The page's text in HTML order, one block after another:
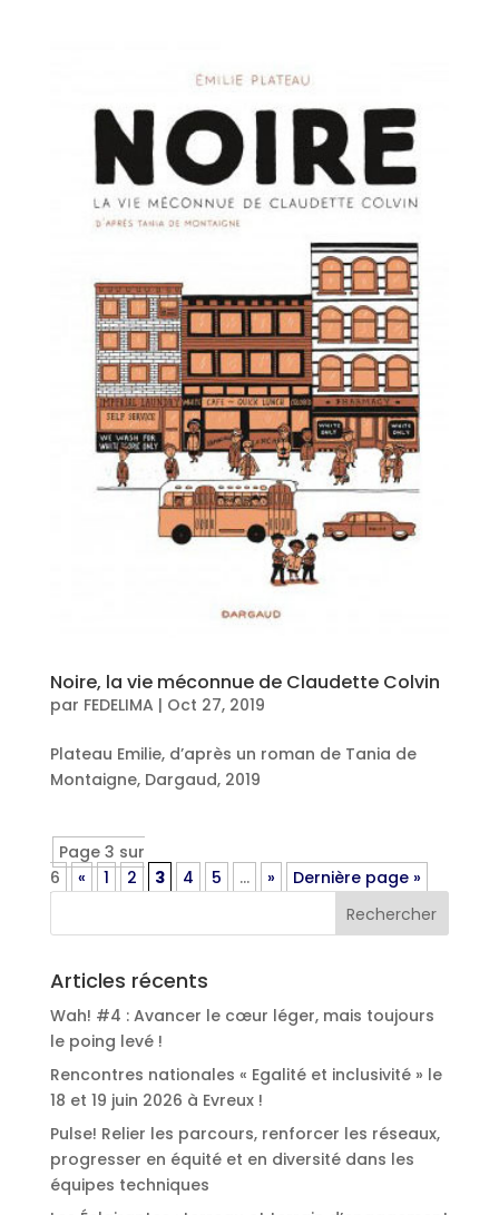
Noire, la vie méconnue de Claudette Colvin
par FEDELIMA | Oct 27, 2019
Plateau Emilie, d’après un roman de Tania de
Montaigne, Dargaud, 2019
Page 3 sur
6
« 1 2 3 4 5 … » Dernière page »
Articles récents
Wah! #4 : Avancer le cœur léger, mais toujours
le poing levé !
Rencontres nationales « Egalité et inclusivité » le
18 et 19 juin 2026 à Evreux !
Pulse! Relier les parcours, renforcer les réseaux,
progresser en équité et en diversité dans les
équipes techniques